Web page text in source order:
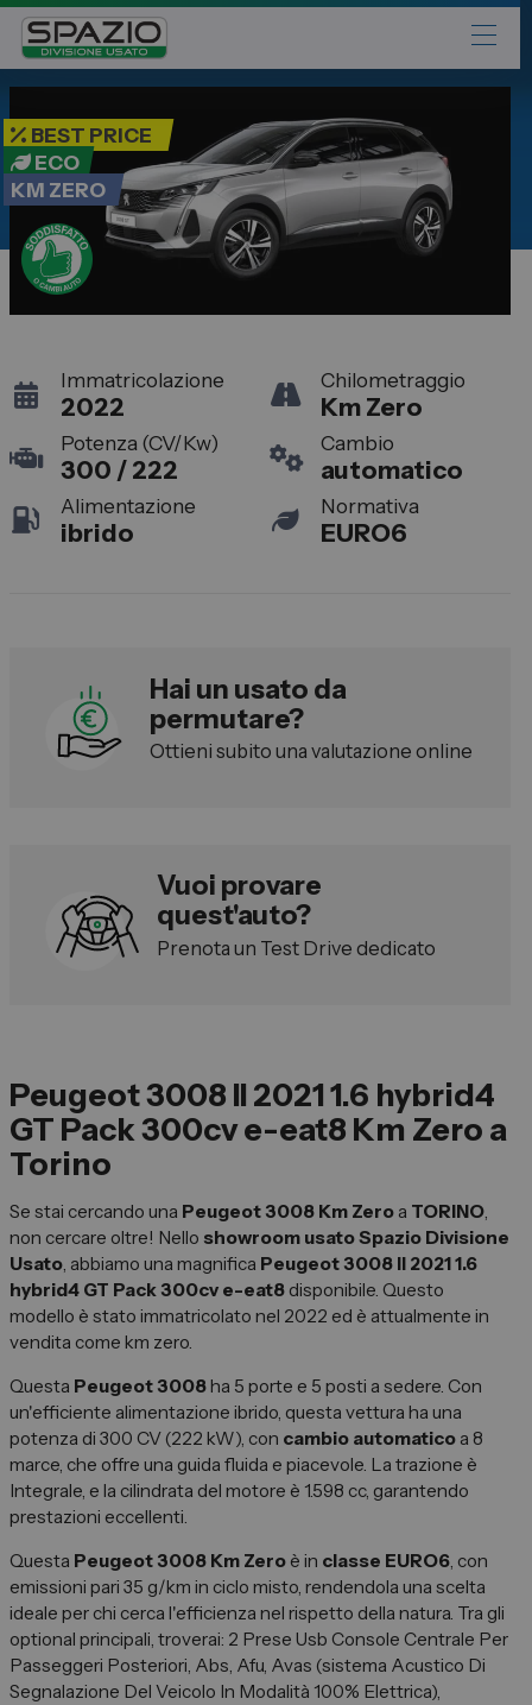
Automobili
Fiat
Abarth
Lancia
Alfa Romeo
Jeep
Peugeot
Citroen
Leapmotor
Toyota
Veicoli Commerciali
Fiat Professional
Servizi
Vendi la tua auto
Soluzioni Business
Convenzioni
Dipendenti Stellantis
Promozioni
Gruppo Spazio
Impegno per l’Ambiente
Impegno per il Sociale
Comunità Energetica
Sedi e Recapiti
News ed Eventi
Spazio Campus
Lavora con noi
Servizio Clienti
BEST PRICE
ECO
KM ZERO
Immatricolazione
2022
Chilometraggio
Km Zero
Potenza (CV/Kw)
300 / 222
Cambio
automatico
Alimentazione
ibrido
Normativa
EURO6
Hai un usato da
permutare?
Ottieni subito una valutazione online
Vuoi provare
quest'auto?
Prenota un Test Drive dedicato
Peugeot 3008 II 2021 1.6 hybrid4
GT Pack 300cv e-eat8 Km Zero a
Torino
Se stai cercando una Peugeot 3008 Km Zeroa TORINO,
non cercare oltre! Nello showroom usato Spazio Divisione
Usato, abbiamo una magnifica Peugeot 3008 II 2021 1.6
hybrid4 GT Pack 300cv e-eat8disponibile. Questo
modello è stato immatricolato nel 2022 ed è attualmente in
vendita come km zero.
Questa Peugeot 3008ha 5 porte e 5 posti a sedere. Con
un'efficiente alimentazione ibrido, questa vettura ha una
potenza di 300 CV (222 kW), con cambio automaticoa 8
marce, che offre una guida fluida e piacevole. La trazione è
Integrale, e la cilindrata del motore è 1.598 cc, garantendo
prestazioni eccellenti.
Questa Peugeot 3008 Km Zeroè in classe EURO6, con
emissioni pari 35 g/km in ciclo misto, rendendola una scelta
ideale per chi cerca l'efficienza nel rispetto della natura. Tra gli
optional principali, troverai: 2 Prese Usb Console Centrale Per
Passeggeri Posteriori, Abs, Afu, Avas (sistema Acustico Di
Segnalazione Del Veicolo In Modalità 100% Elettrica),